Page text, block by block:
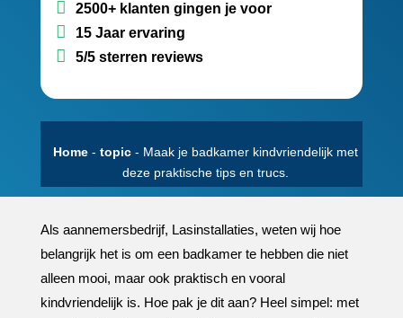
2500+ klanten gingen je voor
15 Jaar ervaring
5/5 sterren reviews
Home -topic - Maak je badkamer kindvriendelijk met
deze praktische tips en trucs.​
Als aannemersbedrijf, Lasinstallaties, weten wij hoe
belangrijk het is om een badkamer te hebben die niet
alleen mooi, maar ook praktisch en vooral
kindvriendelijk is.​ Hoe pak je dit aan? Heel simpel: met